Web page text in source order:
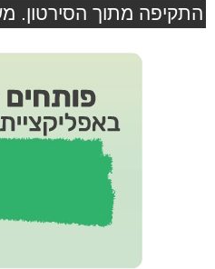
התקיפה מתוך הסירטון.